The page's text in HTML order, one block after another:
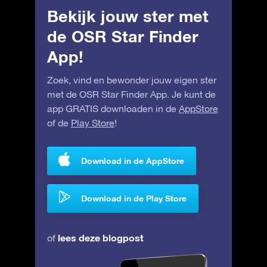
Bekijk jouw ster met
de OSR Star Finder
App!
Zoek, vind en bewonder jouw eigen ster
met de OSR Star Finder App. Je kunt de
app GRATIS downloaden in de AppStore
of de Play Store!
Download in de AppStore
Download in de Play Store
of lees deze blogpost